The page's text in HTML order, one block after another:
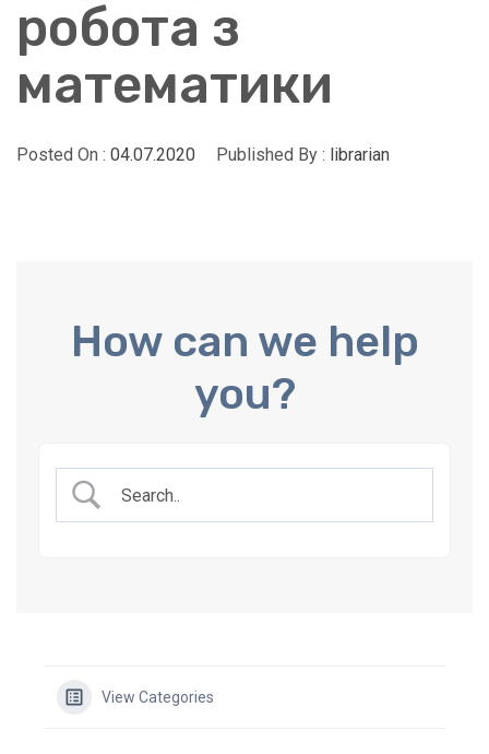
робота з
математики
Posted On : 04.07.2020 Published By : librarian
How can we help
you?
View Categories